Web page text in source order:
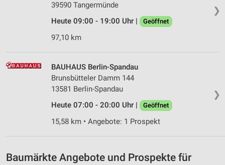
❯
39590 Tangermünde
Heute 09:00 - 19:00 Uhr |
Geöffnet
97,10 km
❯
BAUHAUS Berlin-Spandau
Brunsbütteler Damm 144
13581 Berlin-Spandau
Heute 07:00 - 20:00 Uhr |
Geöffnet
15,58 km • Angebote: 1 Prospekt
Baumärkte Angebote und Prospekte für
Messung der Performance von Inhalten
Analyse von Zielgruppen durch Statistiken oder
Kombinationen von Daten aus verschiedenen
Entwicklung und Verbesserung der Angebote
IAB-Besonderheiten:
Verwendung genauer Standortdaten
Informationen identifizieren